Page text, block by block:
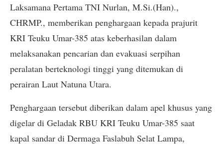
Laksamana Pertama TNI Nurlan, M.Si.(Han).,
CHRMP., memberikan penghargaan kepada prajurit
KRI Teuku Umar-385 atas keberhasilan dalam
melaksanakan pencarian dan evakuasi serpihan
peralatan berteknologi tinggi yang ditemukan di
perairan Laut Natuna Utara.
Penghargaan tersebut diberikan dalam apel khusus yang
digelar di Geladak RBU KRI Teuku Umar-385 saat
kapal sandar di Dermaga Faslabuh Selat Lampa,